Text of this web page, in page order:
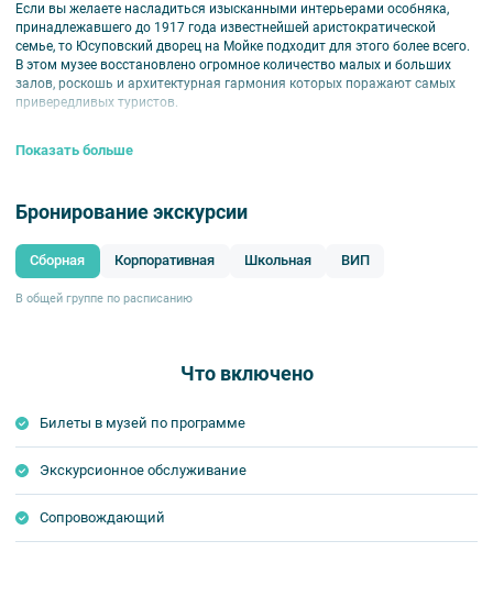
Если вы желаете насладиться изысканными интерьерами особняка,
принадлежавшего до 1917 года известнейшей аристократической
семье, то Юсуповский дворец на Мойке подходит для этого более всего.
В этом музее восстановлено огромное количество малых и больших
залов, роскошь и архитектурная гармония которых поражают самых
привередливых туристов.
Показать больше
Бронирование экскурсии
Сборная Корпоративная Школьная ВИП
В общей группе по расписанию
Что включено
Билеты в музей по программе
Экскурсионное обслуживание
Сопровождающий